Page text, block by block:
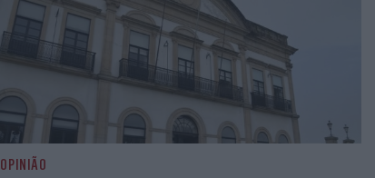
OPINIÃO